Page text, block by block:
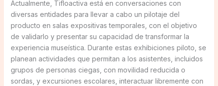
Actualmente, Tifloactiva está en conversaciones con
diversas entidades para llevar a cabo un pilotaje del
producto en salas expositivas temporales, con el objetivo
de validarlo y presentar su capacidad de transformar la
experiencia museística. Durante estas exhibiciones piloto, se
planean actividades que permitan a los asistentes, incluidos
grupos de personas ciegas, con movilidad reducida o
sordas, y excursiones escolares, interactuar libremente con